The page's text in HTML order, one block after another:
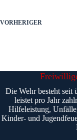
VORHERIGER
Die Wehr besteht seit
leistet pro Jahr
Hilfeleistung,
Kinder- und